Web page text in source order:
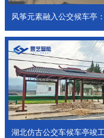
风筝元素融入公交候车亭
湖北仿古公交车候车亭竣工